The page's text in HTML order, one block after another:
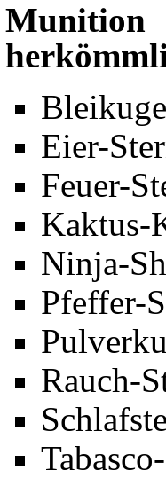
Eier-
Feuer-
Kaktus-
Ninja-
Pfeffer-
Rauch-